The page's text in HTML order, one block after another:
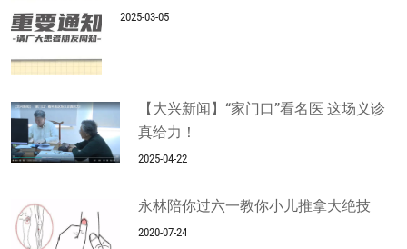
2025-03-05
【大兴新闻】“家门口”看名医 这场义诊
真给力！
2025-04-22
永林陪你过六一教你小儿推拿大绝技
2020-07-24